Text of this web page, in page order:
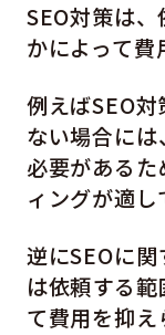
SEO対策は
かによって費
例えばSEO
ない場合に
必要がある
ィングが適し
逆にSEOに
は依頼する
て費用を抑え